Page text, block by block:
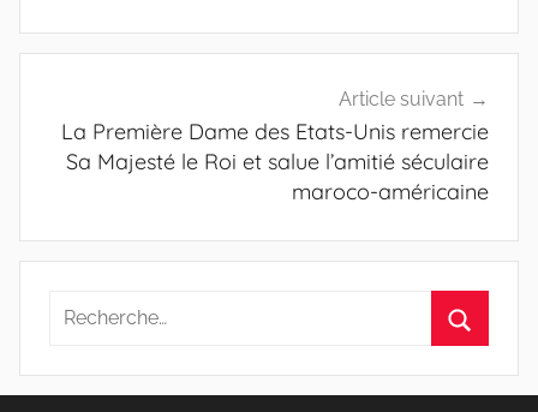
Article suivant
La Première Dame des Etats-Unis remercie
Sa Majesté le Roi et salue l’amitié séculaire
maroco-américaine
Recherche
: